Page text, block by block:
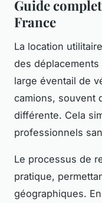
Guide
France
La location
des
large éventail de
camions, souvent
différente. Cela
professionnels
Le processus de
pratique,
géographiques.